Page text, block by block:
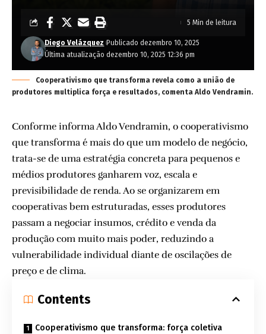
Última atualização dezembro 10, 2025 12:36 pm
Diego Velázquez Publicado dezembro 10, 2025
5 Min de leitura
Cooperativismo que transforma revela como a união de
produtores multiplica força e resultados, comenta Aldo Vendramin.
Conforme informa Aldo Vendramin, o cooperativismo
que transforma é mais do que um modelo de negócio,
trata-se de uma estratégia concreta para pequenos e
médios produtores ganharem voz, escala e
previsibilidade de renda. Ao se organizarem em
cooperativas bem estruturadas, esses produtores
passam a negociar insumos, crédito e venda da
produção com muito mais poder, reduzindo a
vulnerabilidade individual diante de oscilações de
preço e de clima.
Contents
Cooperativismo que transforma: força coletiva